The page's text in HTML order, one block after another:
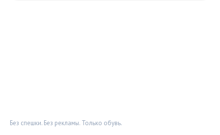
Без спешки. Без рекламы. Только обувь.